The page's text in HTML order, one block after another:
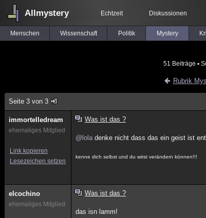
Allmystery Echtzeit Diskussionen
Menschen Wissenschaft Politik Mystery
51 Beiträge ▪
Rubrik
Seite 3 von 3
immortelledream
ehemaliges Mitglied
Link kopieren
Lesezeichen setzen
Was ist das ?
@loladenke nicht dass das ein geist ist
kenne dich selbst und du wirst verändern können!!!
elcochino
ehemaliges Mitglied
Was ist das ?
das isn lamm!